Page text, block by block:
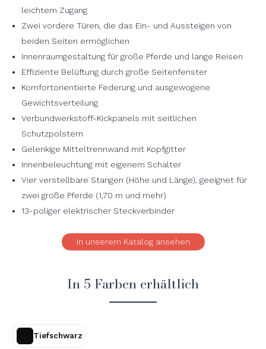
leichtem Zugang
Zwei vordere Türen, die das Ein- und Aussteigen von
beiden Seiten ermöglichen
Innenraumgestaltung für große Pferde und lange Reisen
Effiziente Belüftung durch große Seitenfenster
Komfortorientierte Federung und ausgewogene
Gewichtsverteilung
Verbundwerkstoff-Kickpanels mit seitlichen
Schutzpolstern
Gelenkige Mitteltrennwand mit Kopfgitter
Innenbeleuchtung mit eigenem Schalter
Vier verstellbare Stangen (Höhe und Länge), geeignet für
zwei große Pferde (1,70 m und mehr)
13-poliger elektrischer Steckverbinder
In unserem Katalog ansehen
In 5 Farben erhältlich
Tiefschwarz